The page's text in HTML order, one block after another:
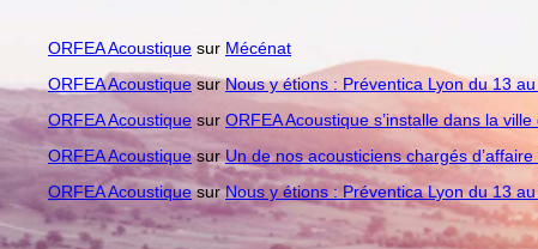
ORFEA Acoustique sur Mécénat
ORFEA AcoustiquesurNous y étions : Préventica Lyon du 13
ORFEA Acoustique sur ORFEA Acoustique s’installe dans la
ORFEA Acoustiquesur Un de nos acousticiens chargés
ORFEA AcoustiquesurNous y étions : Préventica Lyon du 13